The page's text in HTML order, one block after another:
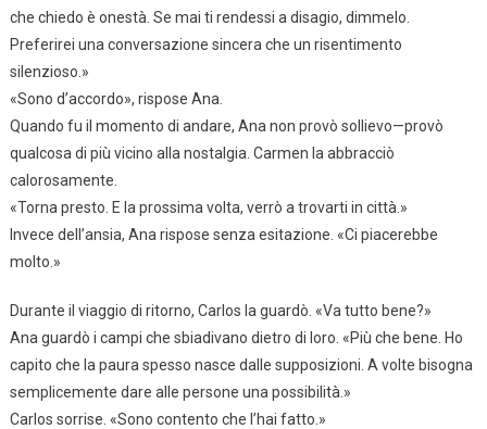
che chiedo è onestà. Se mai ti rendessi a disagio, dimmelo.
Preferirei una conversazione sincera che un risentimento
silenzioso.»
«Sono d’accordo», rispose Ana.
Quando fu il momento di andare, Ana non provò sollievo—provò
qualcosa di più vicino alla nostalgia. Carmen la abbracciò
calorosamente.
«Torna presto. E la prossima volta, verrò a trovarti in città.»
Invece dell’ansia, Ana rispose senza esitazione. «Ci piacerebbe
molto.»
Durante il viaggio di ritorno, Carlos la guardò. «Va tutto bene?»
Ana guardò i campi che sbiadivano dietro di loro. «Più che bene. Ho
capito che la paura spesso nasce dalle supposizioni. A volte bisogna
semplicemente dare alle persone una possibilità.»
Carlos sorrise. «Sono contento che l’hai fatto.»